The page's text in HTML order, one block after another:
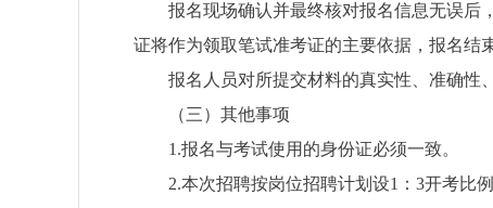
报名现场确认并最终核对报名信息无误后
证将作为领取笔试准考证的主要依据，报名结
报名人员对所提交材料的真实性、准确性
（三）其他事项
1.报名与考试使用的身份证必须一致。
2.本次招聘按岗位招聘计划 设1 ： 3开考比